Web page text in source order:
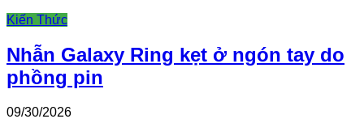
Kiến Thức
Nhẫn Galaxy Ring kẹt ở ngón tay do
phồng pin
09/30/2026